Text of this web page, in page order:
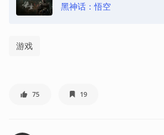
黑神话：悟空
游戏
75 19